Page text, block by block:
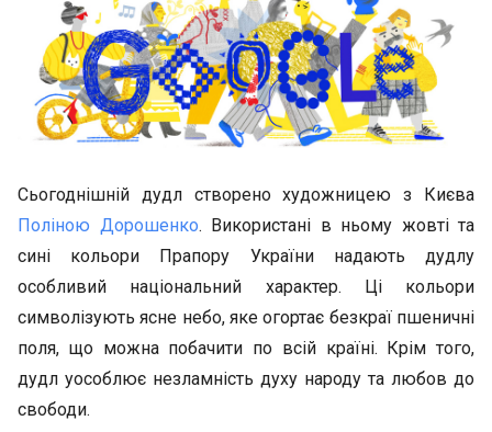
Сьогоднішній дудл створено художницею з Києва
Поліною Дорошенко. Використані в ньому жовті та
сині кольори Прапору України надають дудлу
особливий національний характер. Ці кольори
символізують ясне небо, яке огортає безкраї пшеничні
поля, що можна побачити по всій країні. Крім того,
дудл уособлює незламність духу народу та любов до
свободи.